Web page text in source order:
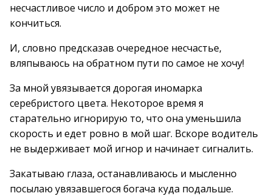
несчастливое число и добром это может не
кончиться.
И, словно предсказав очередное несчастье,
вляпываюсь на обратном пути по самое не хочу!
За мной увязывается дорогая иномарка
серебристого цвета. Некоторое время я
старательно игнорирую то, что она уменьшила
скорость и едет ровно в мой шаг. Вскоре водитель
не выдерживает мой игнор и начинает сигналить.
Закатываю глаза, останавливаюсь и мысленно
посылаю увязавшегося богача куда подальше.